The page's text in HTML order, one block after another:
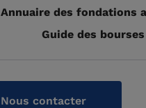
Annuaire des fondations
Guide des bourses
Nous contacter